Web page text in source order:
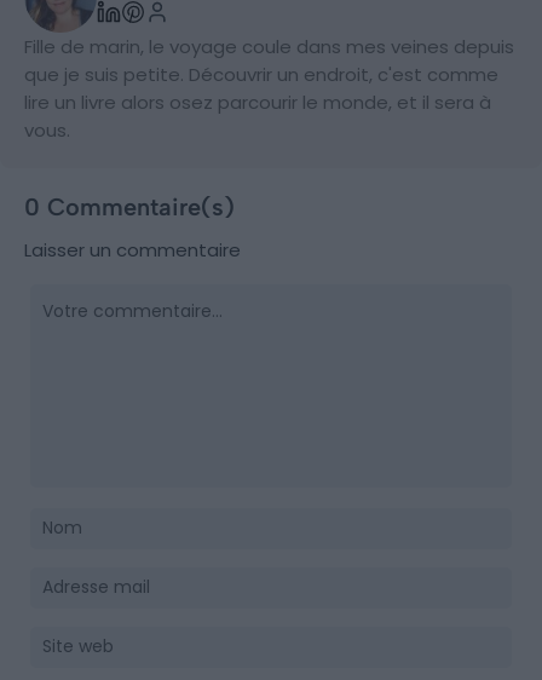
Fille de marin, le voyage coule dans mes veines depuis
que je suis petite. Découvrir un endroit, c'est comme
lire un livre alors osez parcourir le monde, et il sera à
vous.
0 Commentaire(s)
Laisser un commentaire